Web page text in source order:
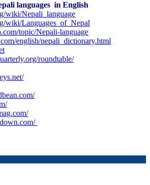
languages in English
wiki/Nepali_language
wiki/Languages_of_Nepal
topic/Nepali-language
english/nepali_dictionary.html
roundtable/